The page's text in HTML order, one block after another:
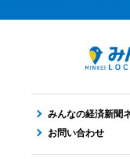
みんなの経済新聞
お問い合わせ